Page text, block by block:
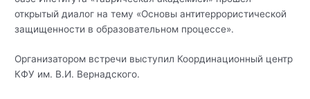
открытый диалог на тему «Основы антитеррористической
защищенности в образовательном процессе».
Организатором встречи выступил Координационный центр
КФУ им. В.И. Вернадского.